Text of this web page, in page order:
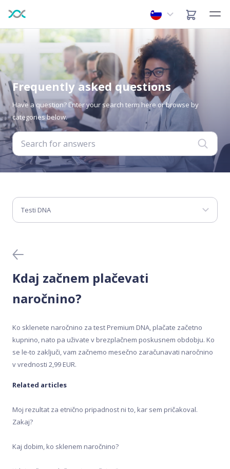
Frequently asked questions
Have a question? Enter your search term here or browse by
categories below.
Testi DNA
Meal Analyser
Medicinski testi DNA
Nakup in aktivacija
Odvzem vzorca
Pred nakupom
Varovanje podatkov
Kdaj začnem plačevati
naročnino?
Ko sklenete naročnino za test Premium DNA, plačate začetno
kupnino, nato pa uživate v brezplačnem poskusnem obdobju. Ko
se le-to zaključi, vam začnemo mesečno zaračunavati naročnino
v vrednosti 2,99 EUR.
Related articles
Moj rezultat za etnično pripadnost ni to, kar sem pričakoval.
Zakaj?
Kaj dobim, ko sklenem naročnino?